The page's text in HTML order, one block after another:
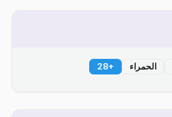
الحمراء +
28